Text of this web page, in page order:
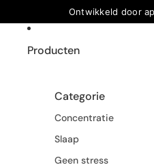
Ontwikkeld door
Producten
Categorie
Concentratie
Slaap
Geen stress